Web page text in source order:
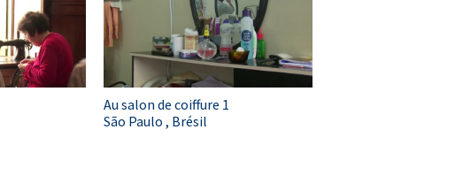
Au salon de coiffure 1
São Paulo , Brésil